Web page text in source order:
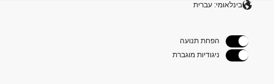
בינלאומי: עברית
הפחת תנועה
ניגודיות מוגברת